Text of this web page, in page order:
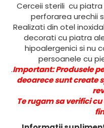
Cerceii sterili cu
perforarea urechii
Realizati din otel
decorati cu piatra
hipoalergenici si nu
persoanele cu
.Important: Produsele
deoarece sunt create
Te rugam sa verifici